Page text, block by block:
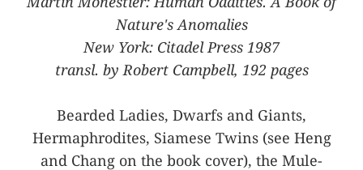
Nature's Anomalies
New York: Citadel Press 1987
transl. by Robert Campbell, 192 pages
Bearded Ladies, Dwarfs and Giants,
Hermaphrodites, Siamese Twins (see Heng
and Chang on the book cover), the Mule-